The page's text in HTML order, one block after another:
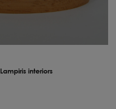
interiors